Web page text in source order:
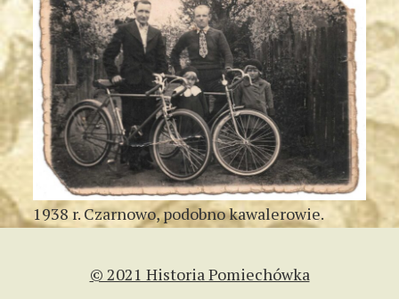
1938 r. Czarnowo, podobno kawalerowie.
© 2021 Historia Pomiechówka